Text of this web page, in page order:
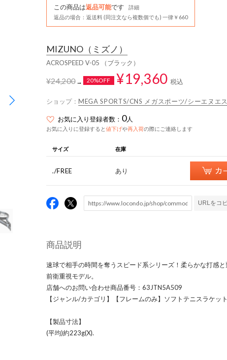
この商品は返品可能です
詳細
返品の場合：返送料 (同注文なら複数個でも) 一律￥660
MIZUNO （ミズノ）
ACROSPEED V-05 （ブラック）
¥24,200→ 20%OFF ¥19,360 税込
ショップ： MEGA SPORTS/CNS メガスポーツ/シーエヌエス
お気に入り登録者数： 0人
お気に入りに登録すると値下げや再入荷の際にご連絡します
サイズ 在庫
./FREE あり
URLをコ
商品説明
速球で相手の時間を奪うスピード系シリーズ！柔らかな打感
前衛重視モデル。
店舗へのお問い合わせ商品番号：63JTN5A509
【ジャンル/カテゴリ】【フレームのみ】ソフトテニスラケット
【製品寸法】
(平均)約223g(X).